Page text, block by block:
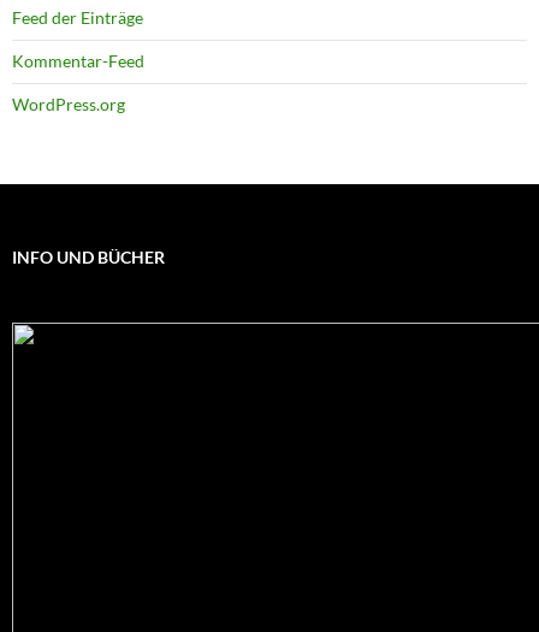
Feed der Einträge
Kommentar-Feed
WordPress.org
INFO UND BÜCHER